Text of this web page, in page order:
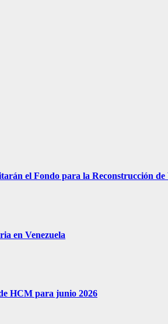
el Fondo para la Reconstrucción de
en Venezuela
HCM para junio 2026